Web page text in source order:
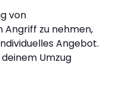
von
Angriff zu nehmen,
Angebot.
Umzug